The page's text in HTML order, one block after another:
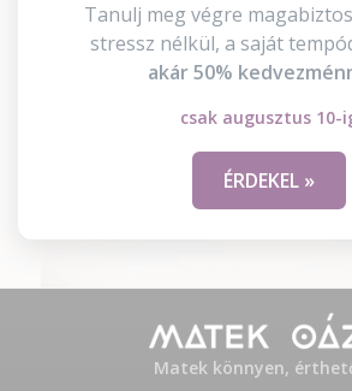
Tanulj meg végre
stressz nélkül, a saját
akár 50%
csak augusztus 10-
ÉRDEKEL »
Matek könnyen,